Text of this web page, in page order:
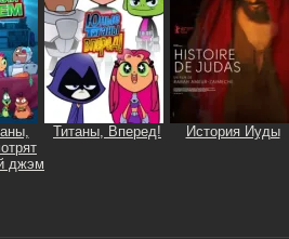
джэм
Титаны, Вперед! История Иуды